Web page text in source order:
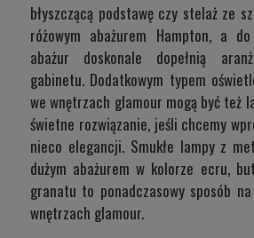
błyszczącą podstawę czy stelaż ze
różowym abażurem Hampton, a do
abażur doskonale dopełnią
gabinetu. Dodatkowym typem
we wnętrzach glamour mogą być też
świetne rozwiązanie, jeśli chcemy
nieco elegancji. Smukłe lampy z
dużym abażurem w kolorze ecru,
granatu to ponadczasowy sposób
wnętrzach glamour.